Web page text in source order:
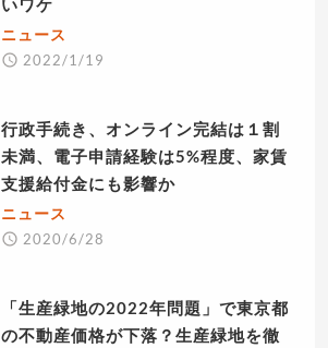
いワケ
ニュース
2022/1/19
行政手続き、オンライン完結は１割
未満、電子申請経験は5%程度、家賃
支援給付金にも影響か
ニュース
2020/6/28
「生産緑地の2022年問題」で東京都
の不動産価格が下落？生産緑地を徹